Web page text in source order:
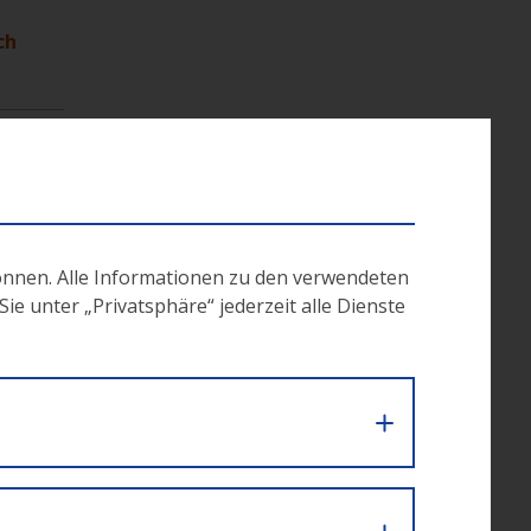
Alle Informationen zu den verwendeten
unter „Privatsphäre“ jederzeit alle Dienste